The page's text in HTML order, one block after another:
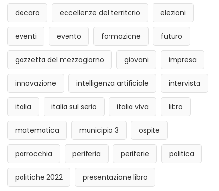
decaro eccellenze del territorio elezioni
eventi evento formazione futuro
gazzetta del mezzogiorno giovani impresa
innovazione intelligenza artificiale intervista
italia italia sul serio italia viva libro
matematica municipio 3 ospite
parrocchia periferia periferie politica
politiche 2022 presentazione libro